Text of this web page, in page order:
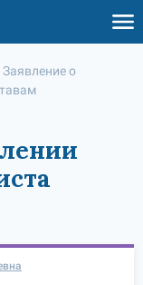
Заявление о